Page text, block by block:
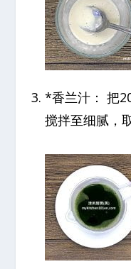
*香兰汁： 把
搅拌至细腻，